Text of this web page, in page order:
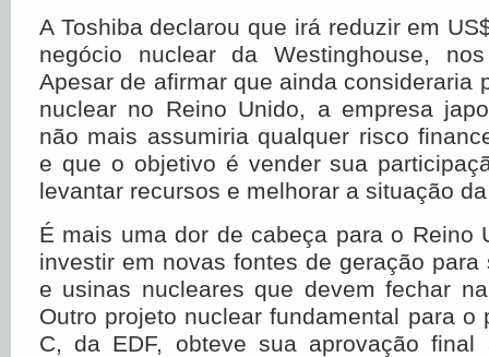
A Toshiba declarou que irá reduzir em
negócio nuclear da Westinghouse,
Apesar de afirmar que ainda consideraria
nuclear no Reino Unido, a empresa
não mais assumiria qualquer risco
e que o objetivo é vender sua
levantar recursos e melhorar a situação
É mais uma dor de cabeça para o Reino
investir em novas fontes de geração para
e usinas nucleares que devem fechar
Outro projeto nuclear fundamental para o
C, da EDF, obteve sua aprovação final